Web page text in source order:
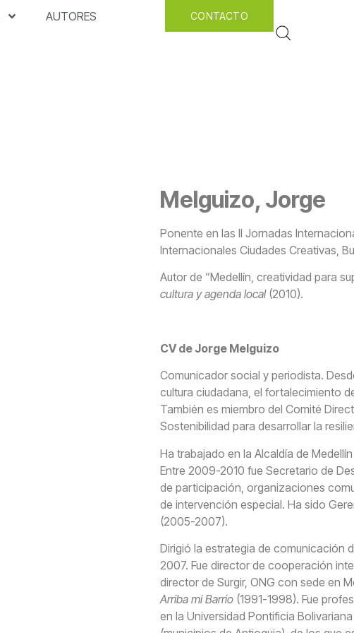
AUTORES CONTACTO
Melguizo, Jorge
Ponente en las II Jornadas
Internacionales Ciudades Creativas,
Autor de “Medellín, creatividad para
cultura y agenda local (2010).
CV de Jorge Melguizo
Comunicador social y periodista.
cultura ciudadana, el fortalecimiento
También es miembro del Comité
Sostenibilidad para desarrollar la
Ha trabajado en la Alcaldía de
Entre 2009-2010 fue Secretario de
de participación, organizaciones
de intervención especial. Ha sido
(2005-2007).
Dirigió la estrategia de comunicación
2007. Fue director de cooperación
director de Surgir, ONG con sede en
Arriba mi Barrio (1991-1998). Fue
en la Universidad Pontificia